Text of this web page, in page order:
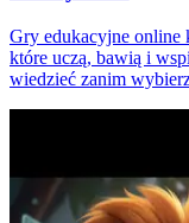
Gry edukacyjne
które uczą, bawią i
wiedzieć zanim